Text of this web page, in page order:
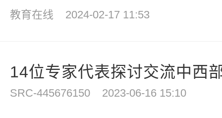
教育在线 2024-02-17 11:53
14位专家代表探讨交流中西
SRC-445676150 2023-06-16 15:10